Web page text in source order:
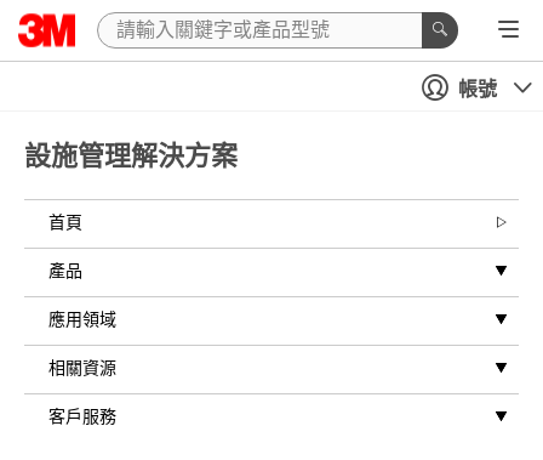
帳號
設施管理解決方案
首頁
產品
應用領域
相關資源
客戶服務